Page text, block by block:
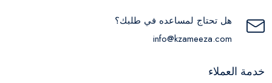
هل تحتاج لمساعده في طلبك؟
info@kzameeza.com
خدمة العملاء